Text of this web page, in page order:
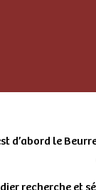
d’abord le